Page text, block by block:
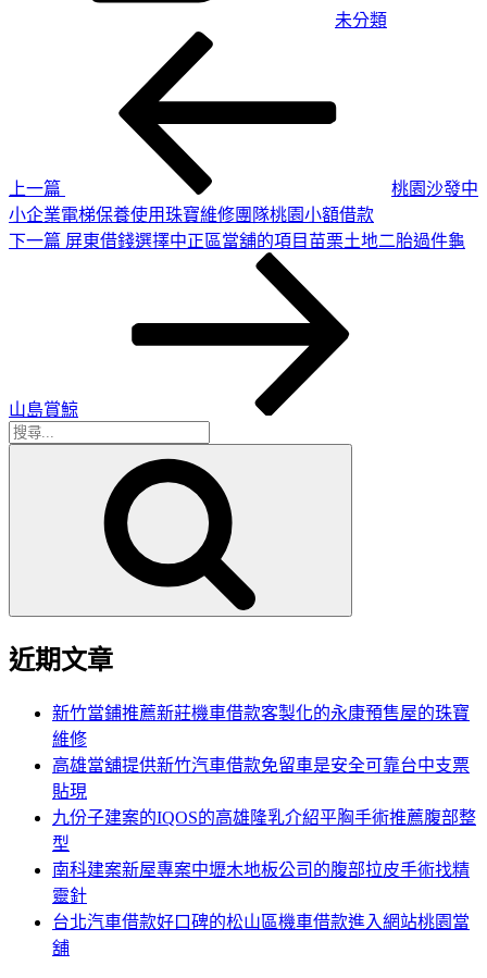
未分類
上一篇
桃園沙發中
小企業電梯保養使用珠寶維修團隊桃園小額借款
下
下一篇 屏東借錢選擇中正區當舖的項目苗栗土地二胎過件龜
山島賞鯨
搜
近期文章
新竹當鋪推薦新莊機車借款客製化的永康預售屋的珠寶
維修
高雄當舖提供新竹汽車借款免留車是安全可靠台中支票
貼現
九份子建案的IQOS的高雄隆乳介紹平胸手術推薦腹部整
型
南科建案新屋專案中壢木地板公司的腹部拉皮手術找精
靈針
台北汽車借款好口碑的松山區機車借款進入網站桃園當
舖